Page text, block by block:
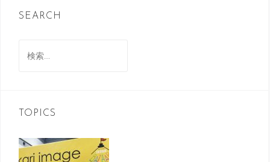
ビ
ー
ン
SEARCH
索:
TOPICS